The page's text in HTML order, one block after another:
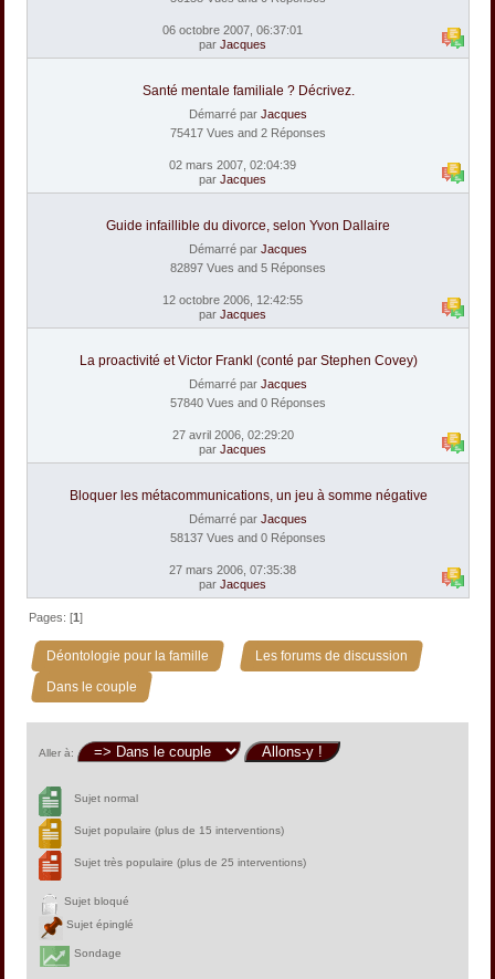
06 octobre 2007, 06:37:01
par Jacques
Santé mentale familiale ? Décrivez.
Démarré par Jacques
75417 Vues and 2 Réponses
02 mars 2007, 02:04:39
par Jacques
Guide infaillible du divorce, selon Yvon Dallaire
Démarré par Jacques
82897 Vues and 5 Réponses
12 octobre 2006, 12:42:55
par Jacques
La proactivité et Victor Frankl (conté par Stephen Covey)
Démarré par Jacques
57840 Vues and 0 Réponses
27 avril 2006, 02:29:20
par Jacques
Bloquer les métacommunications, un jeu à somme négative
Démarré par Jacques
58137 Vues and 0 Réponses
27 mars 2006, 07:35:38
par Jacques
Pages: [1]
Déontologie pour la famille » Les forums de discussion »
Dans le couple
Aller à:
Sujet normal
Sujet populaire (plus de 15 interventions)
Sujet très populaire (plus de 25 interventions)
Sujet bloqué
Sujet épinglé
Sondage